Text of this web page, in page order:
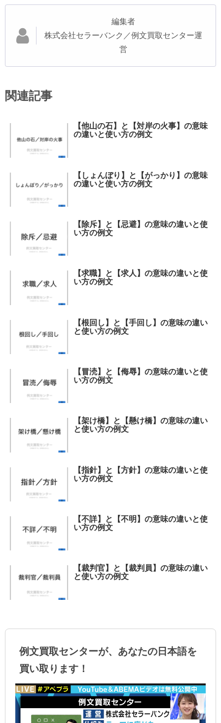
編集者
株式会社セラーバンク／例文買取センター運
営
関連記事
【他山の石】と【対岸の火事】の意味
の違いと使い方の例文
【しょんぼり】と【がっかり】の意味
の違いと使い方の例文
【除斥】と【忌避】の意味の違いと使
い方の例文
【求職】と【求人】の意味の違いと使
い方の例文
【根回し】と【手回し】の意味の違い
と使い方の例文
【冒涜】と【侮辱】の意味の違いと使
い方の例文
【架け橋】と【懸け橋】の意味の違い
と使い方の例文
【指針】と【方針】の意味の違いと使
い方の例文
【不詳】と【不明】の意味の違いと使
い方の例文
【裁判官】と【裁判員】の意味の違い
と使い方の例文
例文買取センターが、あなたの日本語を
買い取ります！